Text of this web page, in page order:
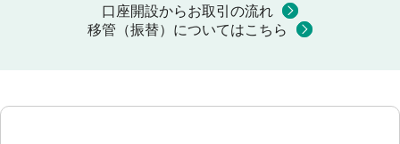
口座開設からお取引の流れ
移管（振替）についてはこちら